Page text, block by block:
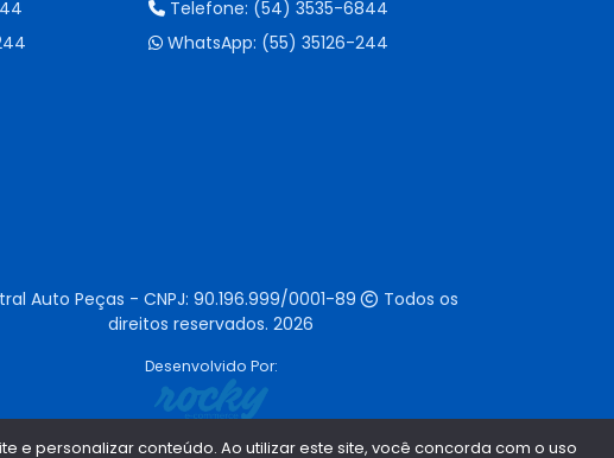
Telefone: (54) 3535-6844
WhatsApp: (55) 35126-244
Auto Peças - CNPJ: 90.196.999/0001-89
Todos os
direitos reservados. 2026
Desenvolvido Por:
e personalizar conteúdo. Ao utilizar este site, você concorda com o uso